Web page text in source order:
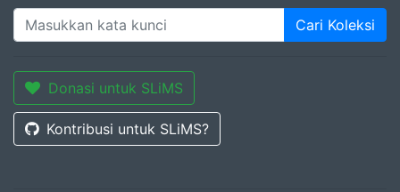
Cari Koleksi
Donasi untuk SLiMS
Kontribusi untuk SLiMS?